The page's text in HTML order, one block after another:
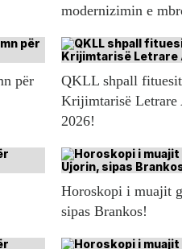
modernizimin e
për
QKLL shpall
Krijimtarisë Letrare
2026!
Horoskopi i muajit
sipas Brankos!